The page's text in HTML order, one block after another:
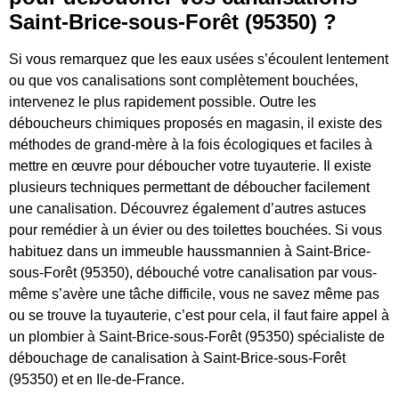
Saint-Brice-sous-Forêt (95350) ?
Si vous remarquez que les eaux usées s’écoulent lentement
ou que vos canalisations sont complètement bouchées,
intervenez le plus rapidement possible. Outre les
déboucheurs chimiques proposés en magasin, il existe des
méthodes de grand-mère à la fois écologiques et faciles à
mettre en œuvre pour déboucher votre tuyauterie. Il existe
plusieurs techniques permettant de déboucher facilement
une canalisation. Découvrez également d’autres astuces
pour remédier à un évier ou des toilettes bouchées. Si vous
habituez dans un immeuble haussmannien à Saint-Brice-
sous-Forêt (95350), débouché votre canalisation par vous-
même s’avère une tâche difficile, vous ne savez même pas
ou se trouve la tuyauterie, c’est pour cela, il faut faire appel à
un plombier à Saint-Brice-sous-Forêt (95350) spécialiste de
débouchage de canalisation à Saint-Brice-sous-Forêt
(95350) et en Ile-de-France.